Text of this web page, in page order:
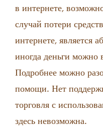
в интернете,
случай потери
интернете, является
иногда деньги можно
Подробнее можно
помощи. Нет
торговля с
здесь невозможна.